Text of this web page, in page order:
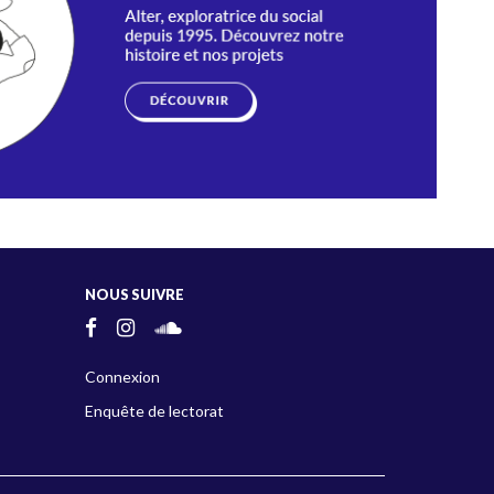
NOUS SUIVRE
Connexion
Enquête de lectorat